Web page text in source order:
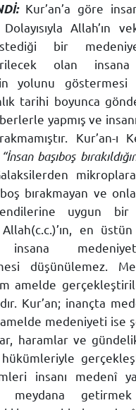
Kur’an’a göre
Allah’ın
bir
olan insana
yolunu göstermesi
tarihi boyunca
yapmış ve
Kur’an-ı
“İnsan başıboş
bırakmayan ve
uygun bir
en
insana
düşünülemez.
amelde
Kur’an; inançta
medeniyeti ise
haramlar ve
insanı medenî
meydana